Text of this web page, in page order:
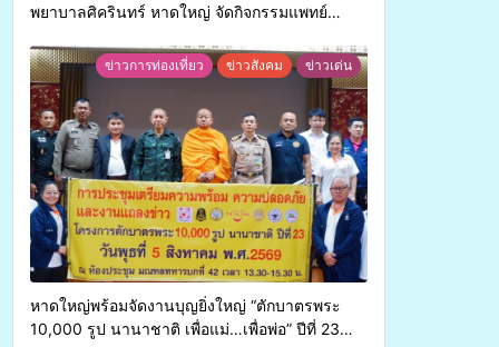
พยาบาลศิครินทร์ หาดใหญ่ จัดกิจกรรมแพทย์
ข่าวการท่องเที่ยว ข่าวสังคม ข่าวเด่น
หาดใหญ่พร้อมจัดงานบุญยิ่งใหญ่ “ตักบาตรพระ
10,000 รูป นานาชาติ เพื่อแม่…เพื่อพ่อ” ปีที่ 23